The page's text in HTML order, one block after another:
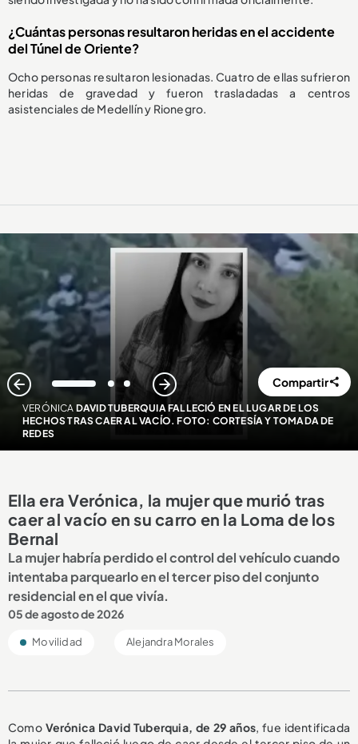
¿Cuántas personas resultaron heridas en el accidente
del Túnel de Oriente?
Ocho personas resultaron lesionadas. Cuatro de ellas sufrieron
heridas de gravedad y fueron trasladadas a centros
asistenciales de Medellín y Rionegro.
VERÓNICA DAVID TUBERQUIA FALLECIÓ EN EL LUGAR DE LOS
HECHOS TRAS CAER AL VACÍO. FOTO: CORTESÍA Y TOMADA DE
REDES
1 2 3 Compartir
Ella era Verónica, la mujer que murió tras
caer al vacío en su carro en la Loma de los
Bernal
La mujer habría perdido el control del vehículo cuando
intentaba parquearlo en el tercer piso del conjunto
residencial en el que vivía.
05 de agosto de 2026
Movilidad Alejandra Morales
Como Verónica David Tuberquia, de 29 años , fue identificada